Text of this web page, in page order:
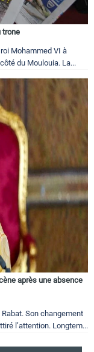
trone
Mohammed VI à
côté du Moulouia. La...
après une absence
Son changement
l’attention. Longtem...